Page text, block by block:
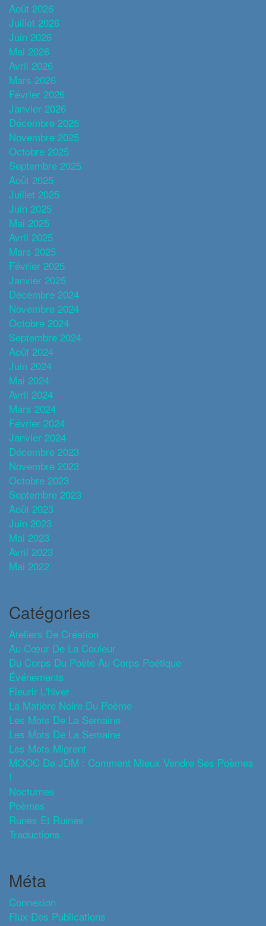
Août 2026
Juillet 2026
Juin 2026
Mai 2026
Avril 2026
Mars 2026
Février 2026
Janvier 2026
Décembre 2025
Novembre 2025
Octobre 2025
Septembre 2025
Août 2025
Juillet 2025
Juin 2025
Mai 2025
Avril 2025
Mars 2025
Février 2025
Janvier 2025
Décembre 2024
Novembre 2024
Octobre 2024
Septembre 2024
Août 2024
Juin 2024
Mai 2024
Avril 2024
Mars 2024
Février 2024
Janvier 2024
Décembre 2023
Novembre 2023
Octobre 2023
Septembre 2023
Août 2023
Juin 2023
Mai 2023
Avril 2023
Mai 2022
Catégories
Ateliers De Création
Au Cœur De La Couleur
Du Corps Du Poète Au Corps Poétique
Événements
Fleurir L'hiver
La Matière Noire Du Poème
Les Mots De La Semaine
Les Mots De La Semaine
Les Mots Migrent
MOOC De JDM : Comment Mieux Vendre Ses Poèmes
!
Nocturnes
Poèmes
Runes Et Ruines
Traductions
Méta
Connexion
Flux Des Publications